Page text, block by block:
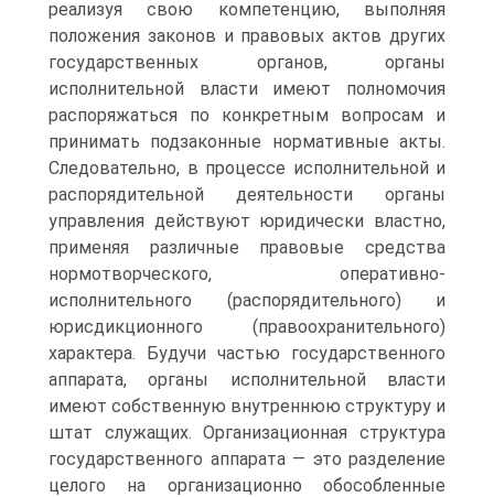
реализуя свою компетенцию, выполняя
положения законов и правовых актов других
государственных органов, органы
исполнительной власти имеют полномочия
распоряжаться по конкретным вопросам и
принимать подзаконные нормативные акты.
Следовательно, в процессе исполнительной и
распорядительной деятельности органы
управления действуют юридически властно,
применяя различные правовые средства
нормотворческого, оперативно-
исполнительного (распорядительного) и
юрисдикционного (правоохранительного)
характера. Будучи частью государственного
аппарата, органы исполнительной власти
имеют собственную внутреннюю структуру и
штат служащих. Организационная структура
государственного аппарата — это разделение
целого на организационно обособленные